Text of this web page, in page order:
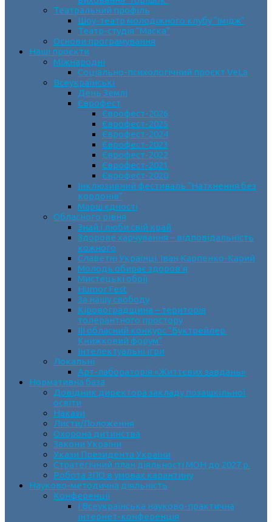
Театральний профіль
Шоу-театр молодіжного клубу “Імідж”
Театр-студія “Маска”
Основи програмування
Наші проєкти
Міжнародні
Соціально-психологічний проєкт VeLa
Всеукраїнські
День Землі
Єврофест
Єврофест-2026
Єврофест-2025
Єврофест-2024
Єврофест-2023
Єврофест-2022
Єврофест-2021
Єврофест-2020
Інклюзивний фестиваль “Натхнення без
кордонів”
Марш єдності
Обласного рівня
Знай і люби свій край
Здорове харчування – відповідальність
кожного
Славетні Українці. Іван Карпенко-Карий
Молодь обирає здоров’я
Мистецькі обрії
Humor Fest
За нашу свободу
Кіровоградщина – територія
толерантного простору
ІII обласний конкурс “Буктрейлер.
Книжковий форум”
Інтелектуальні ігри
Локальні
Арт-лабораторія «Життєвих завдань»
Нормативна база
Довідник директора закладу позашкільної
освіти
Накази
Листи/Положення
Охорона дитинства
Закони України
Укази Президента України
Стратегічний план діяльності МОН до 2027 р.
Робота ЗПО в умовах карантину
Науково-методична діяльність
Конференції
І Всеукраїнська науково-практична
інтернет-конференція